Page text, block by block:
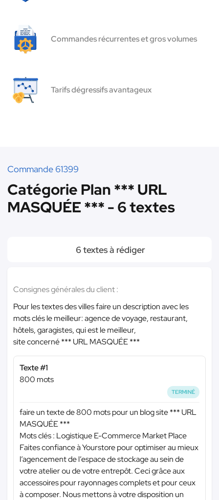
Commandes récurrentes et gros volumes
Tarifs dégressifs avantageux
Commande 61399
Catégorie Plan *** URL
MASQUÉE *** - 6 textes
6 textes à rédiger
Consignes générales du client :
Pour les textes des villes faire un description avec les
mots clés le meilleur: agence de voyage, restaurant,
hôtels, garagistes, qui est le meilleur,
site concerné*** URL MASQUÉE ***
Texte #1
800 mots
TERMINÉ
faire un texte de 800 mots pour un blog site*** URL
MASQUÉE ***
Mots clés : Logistique E-Commerce Market Place
Faites confiance à Yourstore pour optimiser au mieux
l’agencement de l’espace de stockage au sein de
votre atelier ou de votre entrepôt. Ceci grâce aux
accessoires pour rayonnages complets et pour ceux
à composer. Nous mettons à votre disposition un